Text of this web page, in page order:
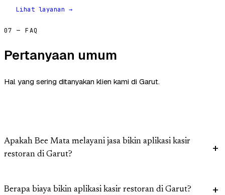
Lihat layanan →
07 — FAQ
Pertanyaan umum
Hal yang sering ditanyakan klien kami di Garut.
Apakah Bee Mata melayani jasa bikin aplikasi kasir
restoran di Garut?
Berapa biaya bikin aplikasi kasir restoran di Garut?